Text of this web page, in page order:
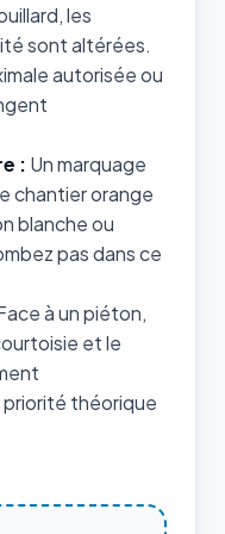
les
sont altérées.
autorisée ou
: Un marquage
chantier orange
blanche ou
pas dans ce
à un piéton,
et le
théorique